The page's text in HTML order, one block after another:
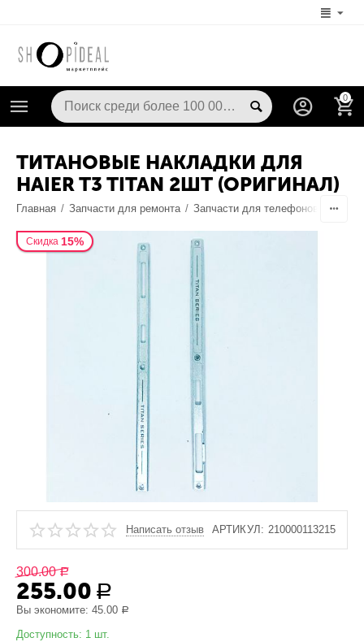
0
ТИТАНОВЫЕ НАКЛАДКИ ДЛЯ
HAIER T3 TITAN 2ШТ (ОРИГИНАЛ)
Главная / Запчасти для ремонта / Запчасти для телефонов
Скидка 15%
Написать отзыв АРТИКУЛ: 210000113215
300.00 Р
255.00 Р
Вы экономите:45.00 Р
Доступность: 1 шт.